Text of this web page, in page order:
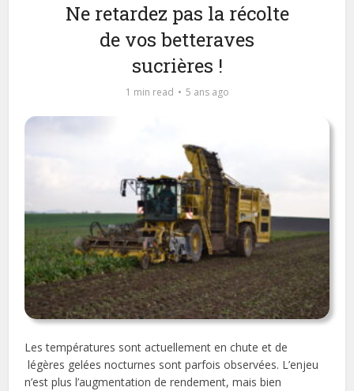
Ne retardez pas la récolte
de vos betteraves
sucrières !
1 min read 5 ans ago
Les températures sont actuellement en chute et de
légères gelées nocturnes sont parfois observées. L’enjeu
n’est plus l’augmentation de rendement, mais bien